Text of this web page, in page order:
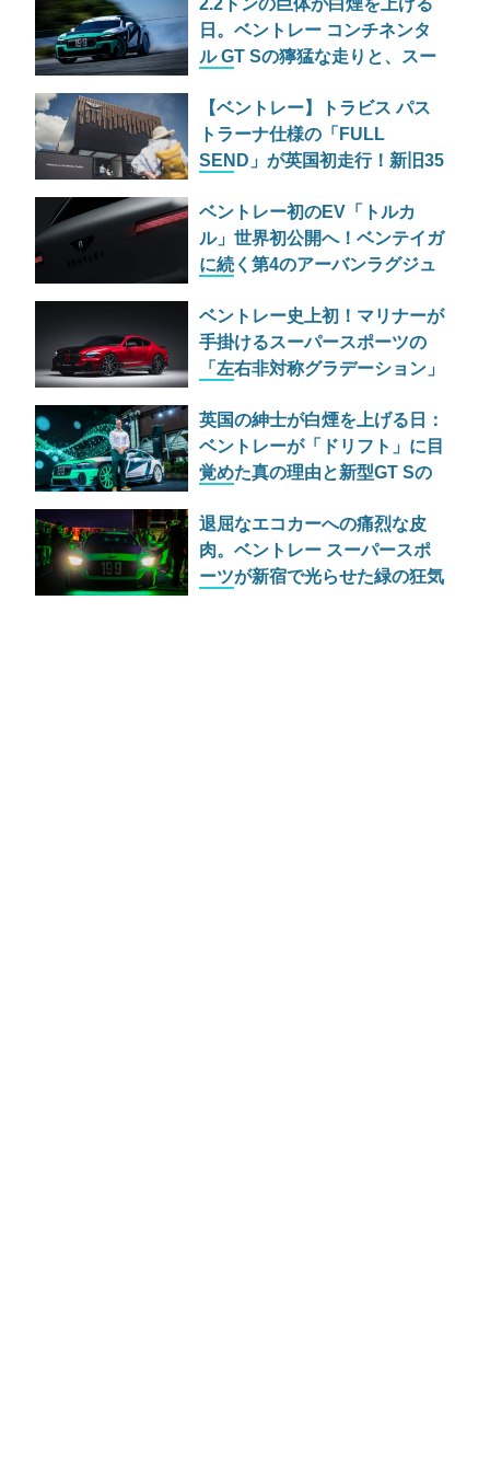
2.2トンの巨体が白煙を上げる
日。ベントレー コンチネンタ
ル GT Sの獰猛な走りと、スー
【ベントレー】トラビス パス
トラーナ仕様の「FULL
SEND」が英国初走行！新旧35
ベントレー初のEV「トルカ
ル」世界初公開へ！ベンテイガ
に続く第4のアーバンラグジュ
ベントレー史上初！マリナーが
手掛けるスーパースポーツの
「左右非対称グラデーション」
英国の紳士が白煙を上げる日：
ベントレーが「ドリフト」に目
覚めた真の理由と新型GT Sの
退屈なエコカーへの痛烈な皮
肉。ベントレー スーパースポ
ーツが新宿で光らせた緑の狂気